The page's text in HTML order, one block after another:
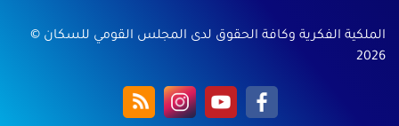
الملكية الفكرية وكافة الحقوق لدى المجلس القومي للسكان ©
2026